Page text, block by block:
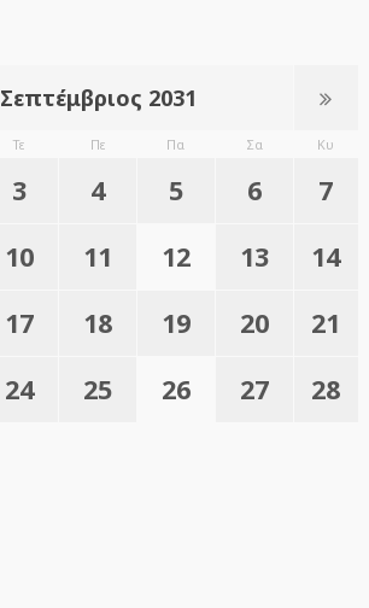
Σεπτέμβριος 2031
Τε Πε Πα Σα Κυ
3 4 5 6
7
10 11 12 13
14
17 18 19 20
21
24 25 26 27
28